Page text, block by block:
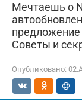
Мечтаешь о
предложение
Советы и
Опубликовано: